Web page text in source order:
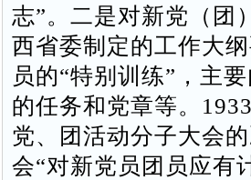
志”。二是对新党（团
西省委制定的工作大
员的“特别训练”，主
的任务和党章等。
党、团活动分子大会
会“对新党员团员应有